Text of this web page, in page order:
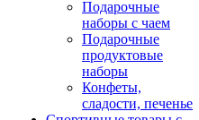
Подарочные
наборы с чаем
Подарочные
продуктовые
наборы
Конфеты,
сладости, печенье